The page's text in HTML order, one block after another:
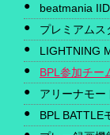
beatmania
プレミアムス
LIGHTNING
BPL参加チー
アリーナモー
BPL BATTLE